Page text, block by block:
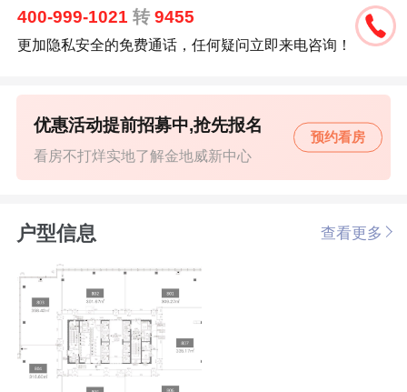
400-999-1021转 9455
更加隐私安全的免费通话，任何疑问立即来电咨询！
看房不打烊实地了解金地威新中心
优惠活动提前招募中,抢先报名
预约看房
户型信息 查看更多